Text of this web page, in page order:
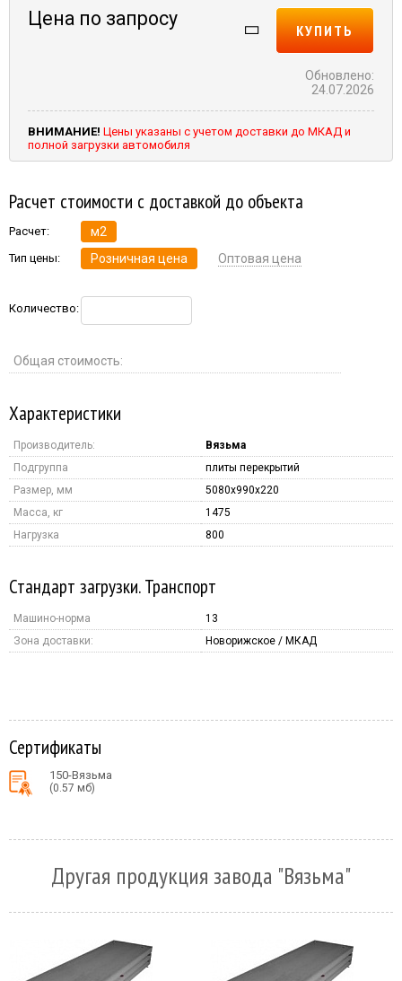
Цена по запросу
КУПИТЬ
Обновлено:
24.07.2026
ВНИМАНИЕ! Цены указаны с учетом доставки до МКАД и
полной загрузки автомобиля
Расчет стоимости с доставкой до объекта
Расчет: м2
Тип цены: Розничная цена Оптовая цена
Количество:
Общая стоимость:
Характеристики
Производитель:
Вязьма
Подгруппа
плиты перекрытий
Размер, мм
5080x990x220
Масса, кг
1475
Нагрузка
800
Стандарт загрузки. Транспорт
Машино-норма
13
Зона доставки:
Новорижское / МКАД
Сертификаты
150-Вязьма
(0.57 мб)
Другая продукция завода "Вязьма"